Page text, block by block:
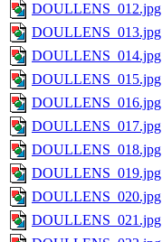
DOULLENS_012.jpg
DOULLENS_013.jpg
DOULLENS_014.jpg
DOULLENS_015.jpg
DOULLENS_016.jpg
DOULLENS_017.jpg
DOULLENS_018.jpg
DOULLENS_019.jpg
DOULLENS_020.jpg
DOULLENS_021.jpg